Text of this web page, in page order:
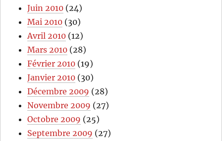
Juin 2010 (24)
Mai 2010 (30)
Avril 2010 (12)
Mars 2010 (28)
Février 2010 (19)
Janvier 2010 (30)
Décembre 2009 (28)
Novembre 2009 (27)
Octobre 2009 (25)
Septembre 2009 (27)